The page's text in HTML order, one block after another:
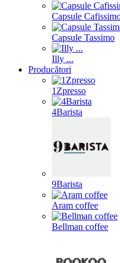
Capsule
Capsule Tassimo
Illy ...
Producători
1Zpresso
4Barista
9Barista
Aram coffee
Bellman coffee